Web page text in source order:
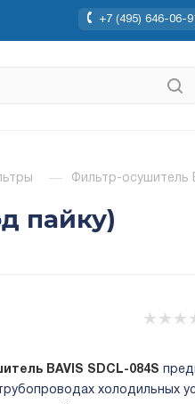
+7 (495) 646-06-
— Фильтр-осушитель
пайку)
BAVIS SDCL-084S
холодильных